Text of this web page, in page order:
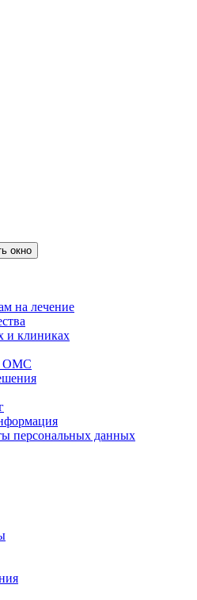
окно
на лечение
и клиниках
ОМС
персональных данных